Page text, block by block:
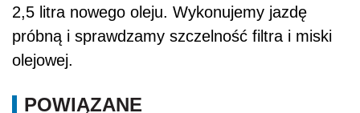
2,5 litra nowego oleju. Wykonujemy jazdę
próbną i sprawdzamy szczelność filtra i miski
olejowej.
POWIĄZANE